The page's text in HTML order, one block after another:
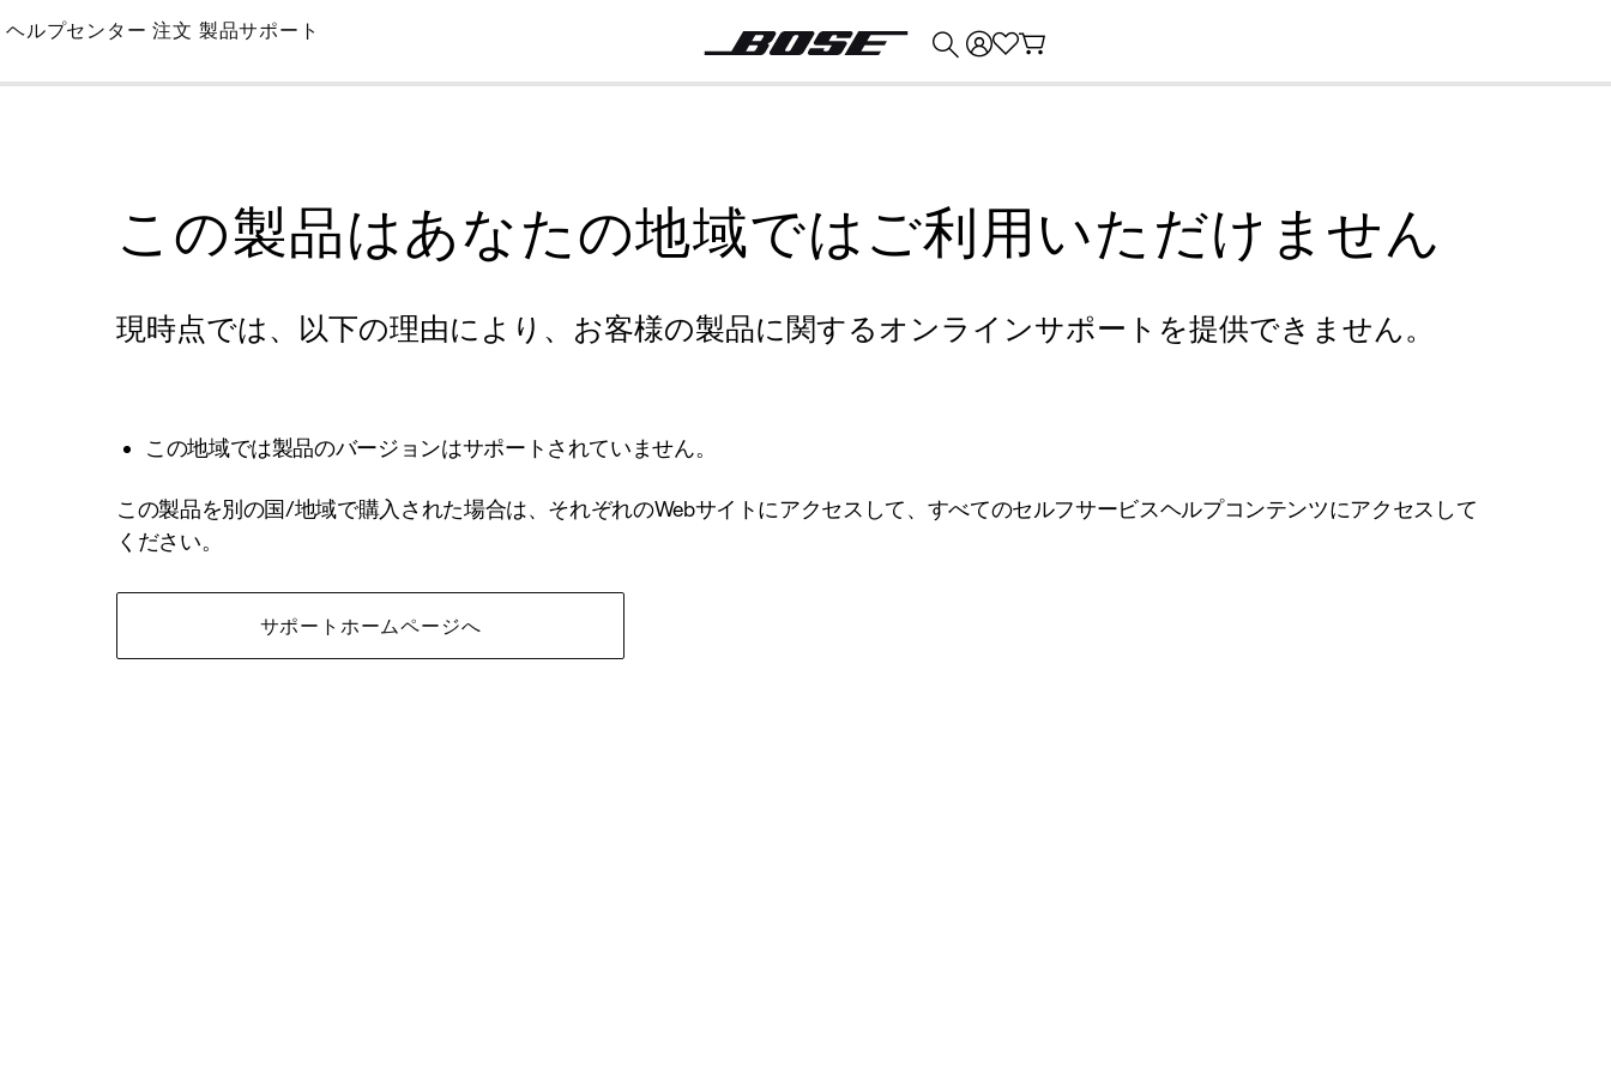
Skip
Main
ヘルプセンター 注文 製品サポート
この製品はあなたの地域ではご利用いただけません
現時点では、以下の理由により、お客様の製品に関するオンラインサポートを提供できません。
この地域では製品のバージョンはサポートされていません。
この製品を別の国/地域で購入された場合は、それぞれのWebサイトにアクセスして、すべてのセルフサービスヘルプコンテンツにアクセスして
ください。
サポートホームページへ